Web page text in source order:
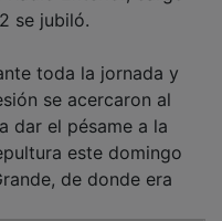
se acercaron al
dar el pésame a la
este domingo
de donde era